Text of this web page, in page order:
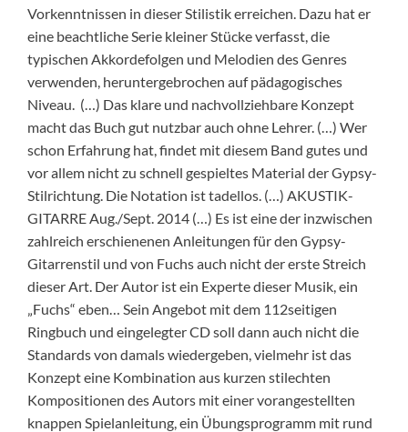
Vorkenntnissen in dieser Stilistik erreichen. Dazu hat er
eine beachtliche Serie kleiner Stücke verfasst, die
typischen Akkordefolgen und Melodien des Genres
verwenden, heruntergebrochen auf pädagogisches
Niveau. (…) Das klare und nachvollziehbare Konzept
macht das Buch gut nutzbar auch ohne Lehrer. (…) Wer
schon Erfahrung hat, findet mit diesem Band gutes und
vor allem nicht zu schnell gespieltes Material der Gypsy-
Stilrichtung. Die Notation ist tadellos. (…) AKUSTIK-
GITARRE Aug./Sept. 2014 (…) Es ist eine der inzwischen
zahlreich erschienenen Anleitungen für den Gypsy-
Gitarrenstil und von Fuchs auch nicht der erste Streich
dieser Art. Der Autor ist ein Experte dieser Musik, ein
„Fuchs“ eben… Sein Angebot mit dem 112seitigen
Ringbuch und eingelegter CD soll dann auch nicht die
Standards von damals wiedergeben, vielmehr ist das
Konzept eine Kombination aus kurzen stilechten
Kompositionen des Autors mit einer vorangestellten
knappen Spielanleitung, ein Übungsprogramm mit rund